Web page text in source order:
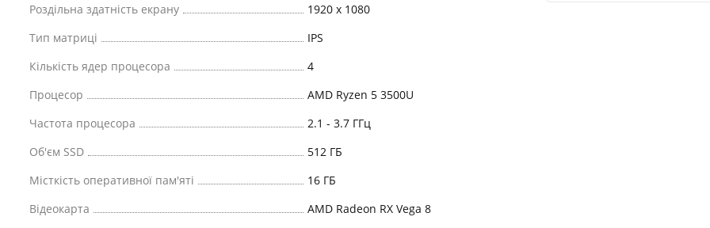
Роздільна здатність екрану
1920 x 1080
Тип матриці
IPS
Кількість ядер процесора
4
Процесор
AMD Ryzen 5 3500U
Частота процесора
2.1 - 3.7 ГГц
Об'єм SSD
512 ГБ
Місткість оперативної пам'яті
16 ГБ
Відеокарта
AMD Radeon RX Vega 8